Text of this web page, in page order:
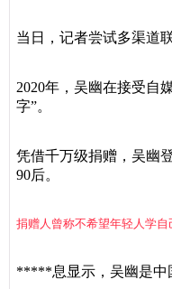
当日，记者尝试多渠道
2020年，吴幽在接受自
字”。
凭借千万级捐赠，吴幽
90后。
捐赠人曾称不希望年轻人学自
*****息显示，吴幽是中